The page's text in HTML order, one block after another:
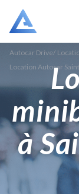
Autocar Drive/
Location Autocar
à